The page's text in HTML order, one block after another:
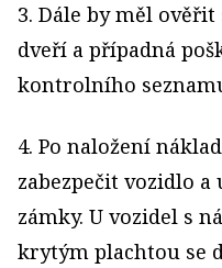
3. Dále by měl
dveří a případná
kontrolního
4. Po naložení
zabezpečit vozidlo
zámky. U vozidel s
krytým plachtou se